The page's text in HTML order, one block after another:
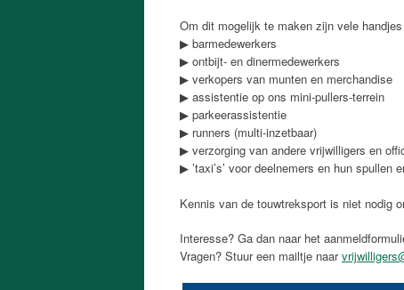
Om dit mogelijk te maken zijn vele
▶ barmedewerkers
▶ ontbijt- en dinermedewerkers
▶ verkopers van munten en merchandise
▶ assistentie op ons mini-pullers-terrein
▶ parkeerassistentie
▶ runners (multi-inzetbaar)
▶ verzorging van andere vrijwilligers en
▶ ’taxi’s’ voor deelnemers en hun spullen
Kennis van de touwtreksport is niet nodig
Interesse? Ga dan naar het
Vragen? Stuur een mailtje naar